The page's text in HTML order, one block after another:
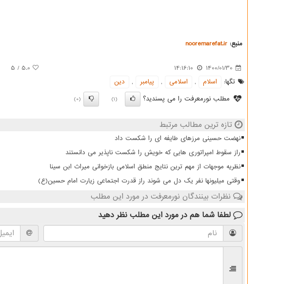
منبع: nooremarefat.ir
1400/01/30
14:16:10
5.0
/
5
تگها:
اسلام , اسلامی , پیامبر ,
دین
مطلب نورمعرفت را می پسندید؟
(1)
(0)
تازه ترین مطالب مرتبط
نهضت حسینی مرزهای طایفه ای را شکست داد
راز سقوط امپراتوری هایی که خویش را شکست ناپذیر می دانستند
نظریه موجهات از مهم ترین نتایج منطق اسلامی بازخوانی میراث ابن سینا
وقتی میلیونها نفر یک دل می شوند راز قدرت اجتماعی زیارت امام حسین(ع)
نظرات بینندگان نورمعرفت در مورد این مطلب
لطفا شما هم در مورد این مطلب نظر دهید